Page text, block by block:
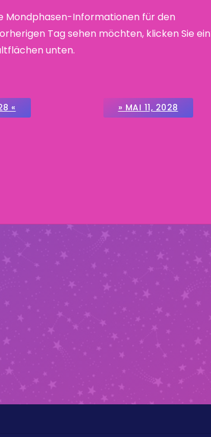
Mondphasen-Informationen für den
Tag sehen möchten, klicken Sie
unten.
« » MAI 11, 2028